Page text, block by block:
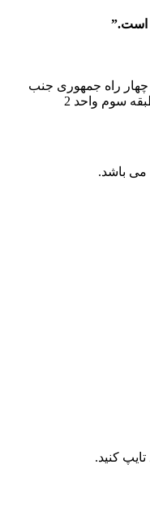
است.”
چهار راه جمهوری جنب
باشد.
کنید.